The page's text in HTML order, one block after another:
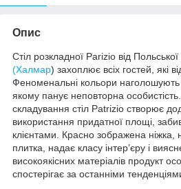
Опис
Стіл розкладної Parizio від
(Халмар) захоплює всіх гостей, які
Феноменальні кольори наголошують
якому панує неповторна
складування стіл Patrizio створює
використання придатної площі,
клієнтами. Красно зображена ніжка,
плитка, надає класу інтер’єру і
високоякісних матеріалів продукт
спостерігає за останніми